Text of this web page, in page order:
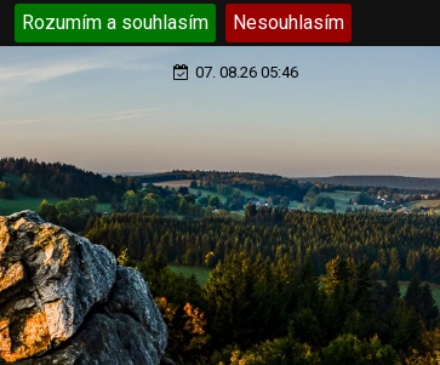
Rozumím a souhlasím Nesouhlasím
07. 08.26 05:46